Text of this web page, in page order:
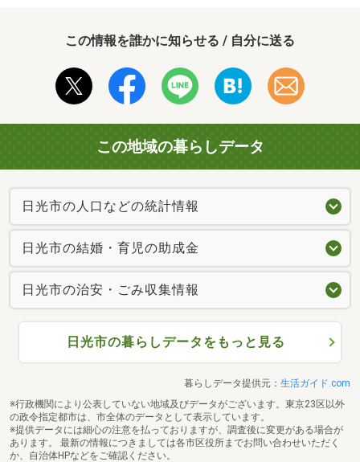
この情報を誰かに知らせる / 自分に送る
この地域の暮らしデータ
日光市の人口などの統計情報
日光市の結婚・育児の助成金
日光市の治安・ごみ収集情報
日光市の暮らしデータをもっと見る
暮らしデータ提供元： 生活ガイド.com
※行政機関により公表していない地域及びデータがございます。東京23区以外
の政令指定都市は、市全体のデータとして表示しています。
※提供データには細心の注意を払っておりますが、調査後に変更がある場合が
あります。 最新の情報につきましては各市区役所までお問い合わせいただく
か、自治体HPなどをご確認ください。